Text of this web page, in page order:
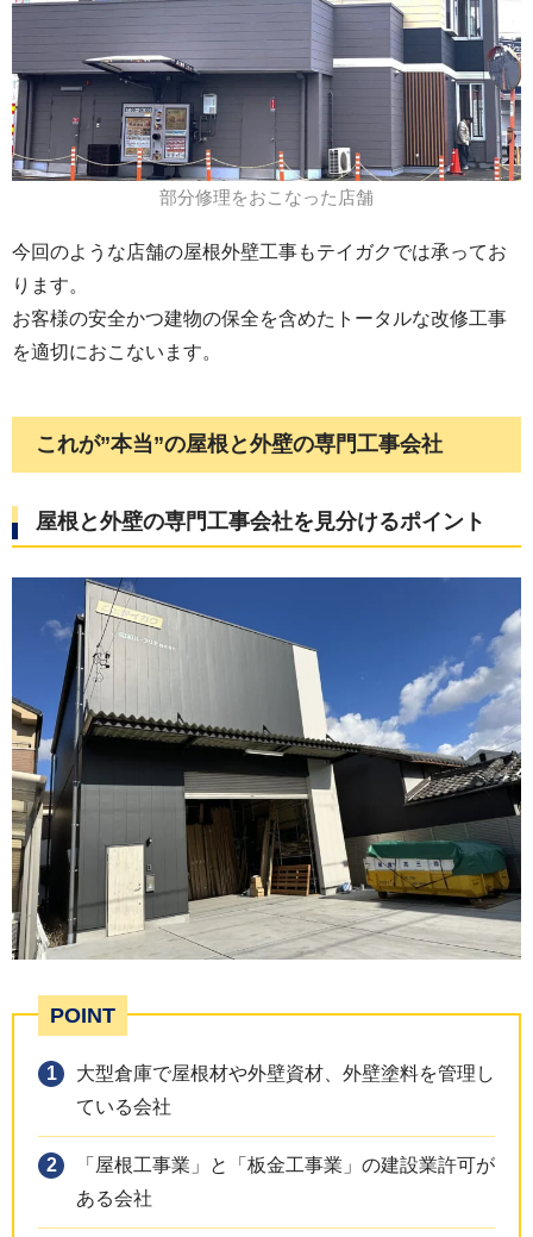
部分修理をおこなった店舗
今回のような店舗の屋根外壁工事もテイガクでは承ってお
ります。
お客様の安全かつ建物の保全を含めたトータルな改修工事
を適切におこないます。
これが”本当”の屋根と外壁の専門工事会社
屋根と外壁の専門工事会社を見分けるポイント
POINT
大型倉庫で屋根材や外壁資材、外壁塗料を管理し
ている会社
「屋根工事業」と「板金工事業」の建設業許可が
ある会社